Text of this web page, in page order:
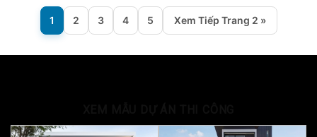
1 2 3 4 5 Xem Tiếp Trang 2 »